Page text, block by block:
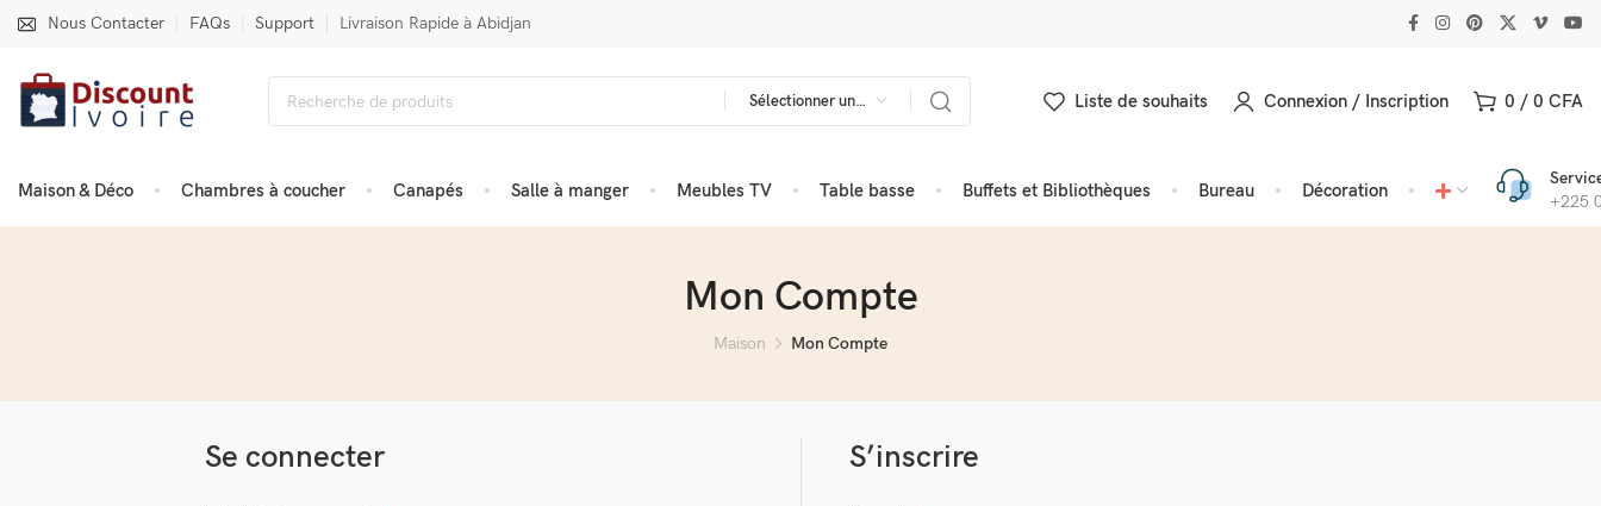
Nous Contacter FAQs Support Livraison Rapide à Abidjan
Sélectionner une catégorie Liste de souhaits Connexion / Inscription 0 / 0 CFA
Maison & Déco Chambres à coucher Canapés Salle à manger Meubles TV Table basse Buffets et Bibliothèques Bureau Décoration
+225
Mon Compte
Maison Mon Compte
Se connecter S’inscrire